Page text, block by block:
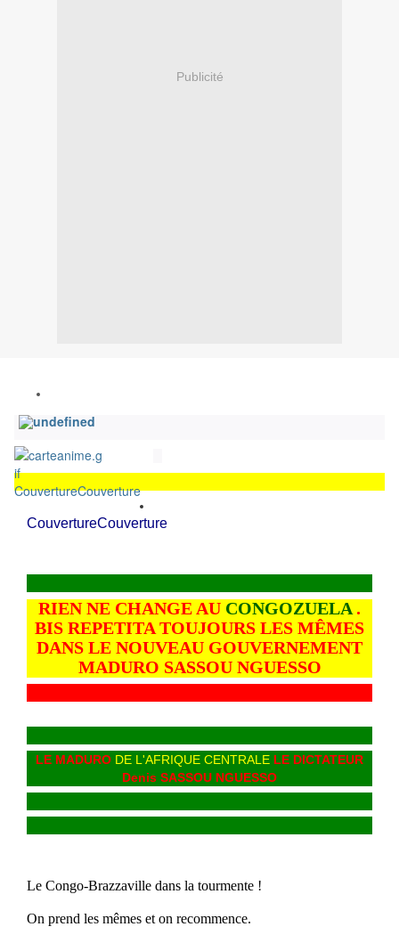
Publicité
CouvertureCouverture
CouvertureCouverture
RIEN NE CHANGE AU CONGOZUELA .
BIS REPETITA TOUJOURS LES MÊMES
DANS LE NOUVEAU GOUVERNEMENT
MADURO SASSOU NGUESSO
LE MADURO DE L'AFRIQUE CENTRALE LE DICTATEUR
Denis SASSOU NGUESSO
Le Congo-Brazzaville dans la tourmente !
On prend les mêmes et on recommence.